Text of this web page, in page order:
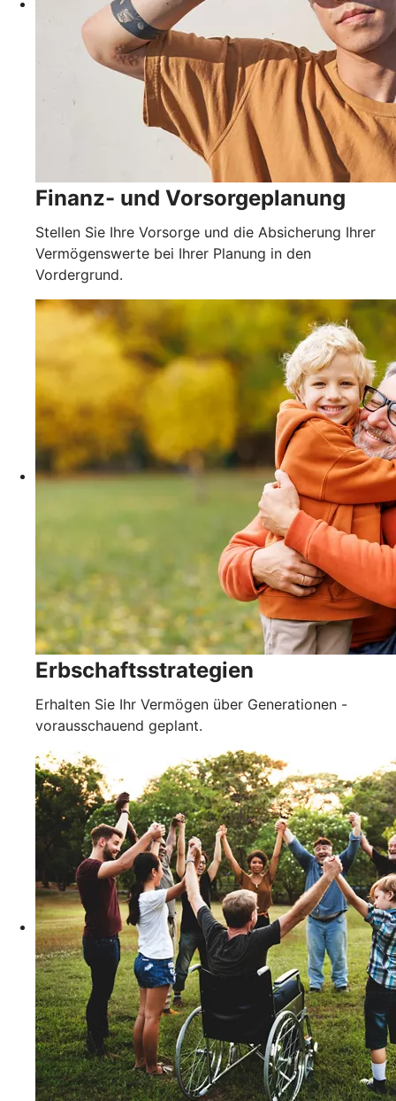
Finanz- und Vorsorgeplanung
Stellen Sie Ihre Vorsorge und die Absicherung Ihrer
Vermögenswerte bei Ihrer Planung in den
Vordergrund.
Erbschaftsstrategien
Erhalten Sie Ihr Vermögen über Generationen -
vorausschauend geplant.